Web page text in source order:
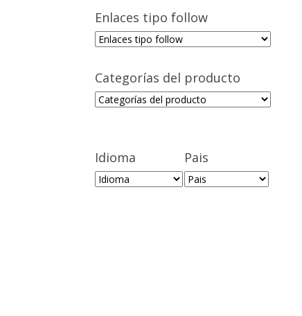
Enlaces tipo follow
Categorías del producto
Idioma Pais